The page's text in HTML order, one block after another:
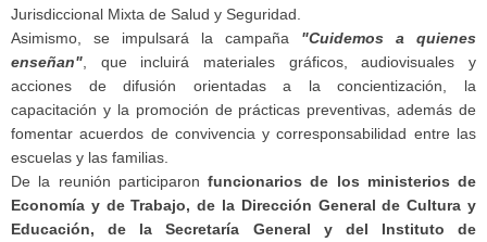
Jurisdiccional Mixta de Salud y Seguridad.
Asimismo, se impulsará la campaña "Cuidemos a quienes
enseñan" , que incluirá materiales gráficos, audiovisuales y
acciones de difusión orientadas a la concientización, la
capacitación y la promoción de prácticas preventivas, además de
fomentar acuerdos de convivencia y corresponsabilidad entre las
escuelas y las familias.
De la reunión participaron funcionarios de los ministerios de
Economía y de Trabajo, de la Dirección General de Cultura y
Educación, de la Secretaría General y del Instituto de